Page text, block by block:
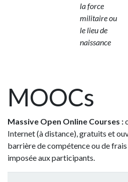
la force
militaire ou
le lieu de
naissance
MOOCs
Massive Open Online Courses :
Internet (à distance), gratuits et
barrière de compétence ou de
imposée aux participants.